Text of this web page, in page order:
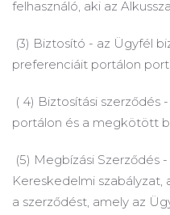
felhasználó, aki az
(3) Biztosító - az Ügyfél
preferenciáit portálon
( 4) Biztosítási szerződés
portálon és a megkötött
(5) Megbízási Szerződés
Kereskedelmi
a szerződést, amely az